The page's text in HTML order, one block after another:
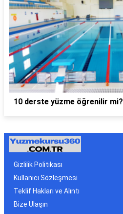
10 derste yüzme öğrenilir mi?
Gizlilik Politikası
Kullanıcı Sözleşmesi
Teklif Hakları ve Alıntı
Bize Ulaşın